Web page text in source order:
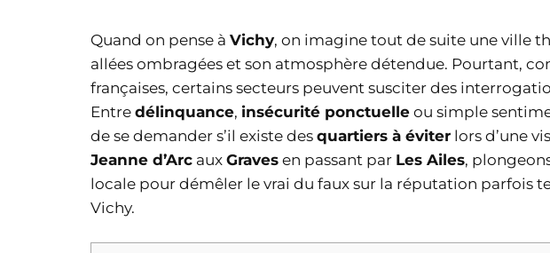
Quand on pense à Vichy, on imagine tout de suite une ville
allées ombragées et son atmosphère détendue. Pourtant,
françaises, certains secteurs peuvent susciter des
Entre délinquance, insécurité ponctuelle ou simple
de se demander s’il existe des quartiers à éviter lors d’une
Jeanne d’Arc aux Graves en passant par Les Ailes,
locale pour démêler le vrai du faux sur la réputation parfois
Vichy.